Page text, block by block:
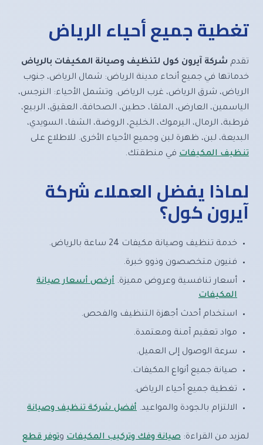
تغطية جميع أحياء الرياض
تقدم شركة آيرون كول لتنظيف وصيانة المكيفات بالرياض
خدماتها في جميع أنحاء مدينة الرياض: شمال الرياض، جنوب
الرياض، شرق الرياض، غرب الرياض. وتشمل الأحياء: النرجس،
الياسمين، العارض، الملقا، حطين، الصحافة، العقيق، الربيع،
قرطبة، الرمال، اليرموك، الخليج، الروضة، الشفا، السويدي،
البديعة، لبن، ظهرة لبن وجميع الأحياء الأخرى. للاطلاع على
تنظيف المكيفات في منطقتك.
لماذا يفضل العملاء شركة
آيرون كول؟
خدمة تنظيف وصيانة مكيفات 24 ساعة بالرياض.
فنيون متخصصون وذوو خبرة.
أسعار تنافسية وعروض مميزة. أرخص أسعار صيانة
المكيفات
استخدام أحدث أجهزة التنظيف والفحص.
مواد تعقيم آمنة ومعتمدة.
سرعة الوصول إلى العميل.
صيانة جميع أنواع المكيفات.
تغطية جميع أحياء الرياض.
الالتزام بالجودة والمواعيد. أفضل شركة تنظيف وصيانة
لمزيد من القراءة: صيانة وفك وتركيب المكيفات وتوفر قطع